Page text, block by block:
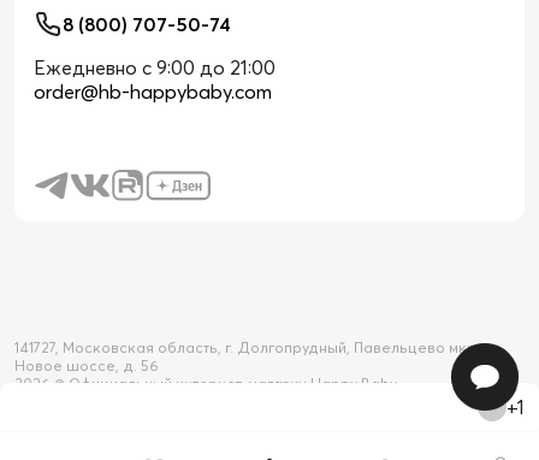
+1
8 (800) 707-50-74
Ежедневно с 9:00 до 21:00
order@hb-happybaby.com
141727, Московская область, г. Долгопрудный, Павельцево мкр-н,
Новое шоссе, д. 56
2026 © Официальный интернет-магазин Happy Baby